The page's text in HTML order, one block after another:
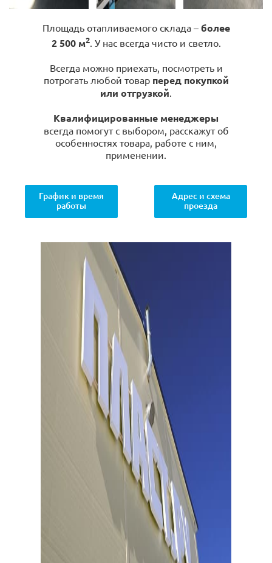
Площадь отапливаемого склада – более
2 500 м2. У нас всегда чисто и светло.
Всегда можно приехать, посмотреть и
потрогать любой товар перед покупкой
или отгрузкой.
Квалифицированные менеджеры
всегда помогут с выбором, расскажут об
особенностях товара, работе с ним,
применении.
График и время
работы
Адрес и схема
проезда